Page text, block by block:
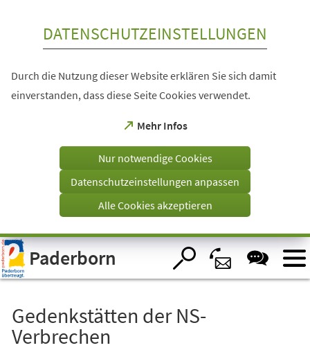
Visuelle
Assistenzsoftware
öffnen.
DATENSCHUTZEINSTELLUNGEN
Durch die Nutzung dieser Website erklären Sie sich damit
einverstanden, dass diese Seite Cookies verwendet.
Mehr Infos
(Öffnet
einem
Tab)
Nur notwendige Cookies
Datenschutzeinstellungen anpassen
Alle Cookies akzeptieren
Paderborn
Gedenkstätten der NS-
Verbrechen